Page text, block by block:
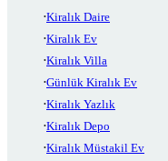
Kiralık Daire
Kiralık Ev
Kiralık Villa
Günlük Kiralık Ev
Kiralık Yazlık
Kiralık Depo
Kiralık Müstakil Ev